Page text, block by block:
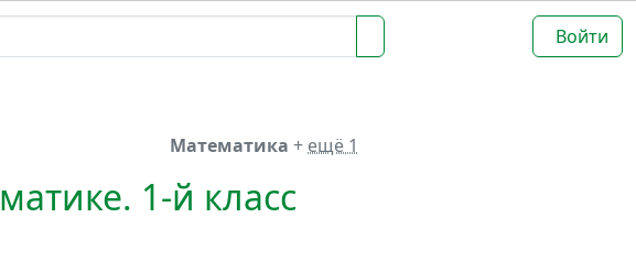
Войти
Математика + ещё 1
1-й класс